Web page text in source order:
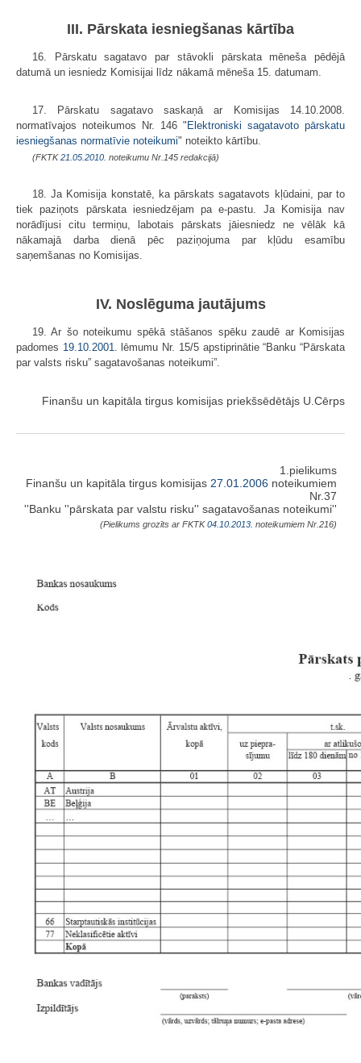
III. Pārskata iesniegšanas kārtība
16. Pārskatu sagatavo par stāvokli pārskata mēneša pēdējā
datumā un iesniedz Komisijai līdz nākamā mēneša 15. datumam.
17. Pārskatu sagatavo saskaņā ar Komisijas 14.10.2008.
normatīvajos noteikumos Nr. 146 " Elektroniski sagatavoto pārskatu
iesniegšanas normatīvie noteikumi" noteikto kārtību.
(FKTK21.05.2010. noteikumu Nr.145 redakcijā)
18. Ja Komisija konstatē, ka pārskats sagatavots kļūdaini, par to
tiek paziņots pārskata iesniedzējam pa e-pastu. Ja Komisija nav
norādījusi citu termiņu, labotais pārskats jāiesniedz ne vēlāk kā
nākamajā darba dienā pēc paziņojuma par kļūdu esamību
saņemšanas no Komisijas.
IV. Noslēguma jautājums
19. Ar šo noteikumu spēkā stāšanos spēku zaudē ar Komisijas
padomes 19.10.2001.
lēmumu Nr. 15/5 apstiprinātie “Banku “Pārskata
par valsts risku” sagatavošanas noteikumi”.
Finanšu un kapitāla tirgus komisijas priekšsēdētājs U.Cērps
1.pielikums
Finanšu un kapitāla tirgus komisijas 27.01.2006 noteikumiem
Nr.37
''Banku ''pārskata par valstu risku'' sagatavošanas noteikumi''
(Pielikums grozīts ar FKTK04.10.2013. noteikumiem Nr.216)